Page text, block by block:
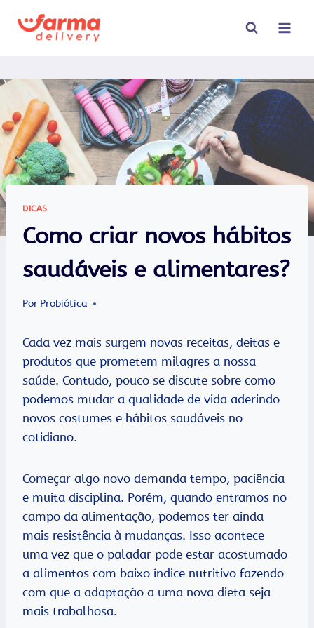
para
DICAS
Como criar novos hábitos
saudáveis e alimentares?
Por Probiótica
Cada vez mais surgem novas receitas, deitas e
produtos que prometem milagres a nossa
saúde. Contudo, pouco se discute sobre como
podemos mudar a qualidade de vida aderindo
novos costumes e hábitos saudáveis no
cotidiano.
Começar algo novo demanda tempo, paciência
e muita disciplina. Porém, quando entramos no
campo da alimentação, podemos ter ainda
mais resistência à mudanças. Isso acontece
uma vez que o paladar pode estar acostumado
a alimentos com baixo índice nutritivo fazendo
com que a adaptação a uma nova dieta seja
mais trabalhosa.